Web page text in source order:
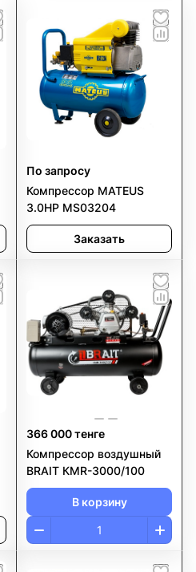
По запросу
Компрессор MATEUS
3.0HP MS03204
Заказать
366 000 тенге
Компрессор воздушный
BRAIT КМR-3000/100
В корзину